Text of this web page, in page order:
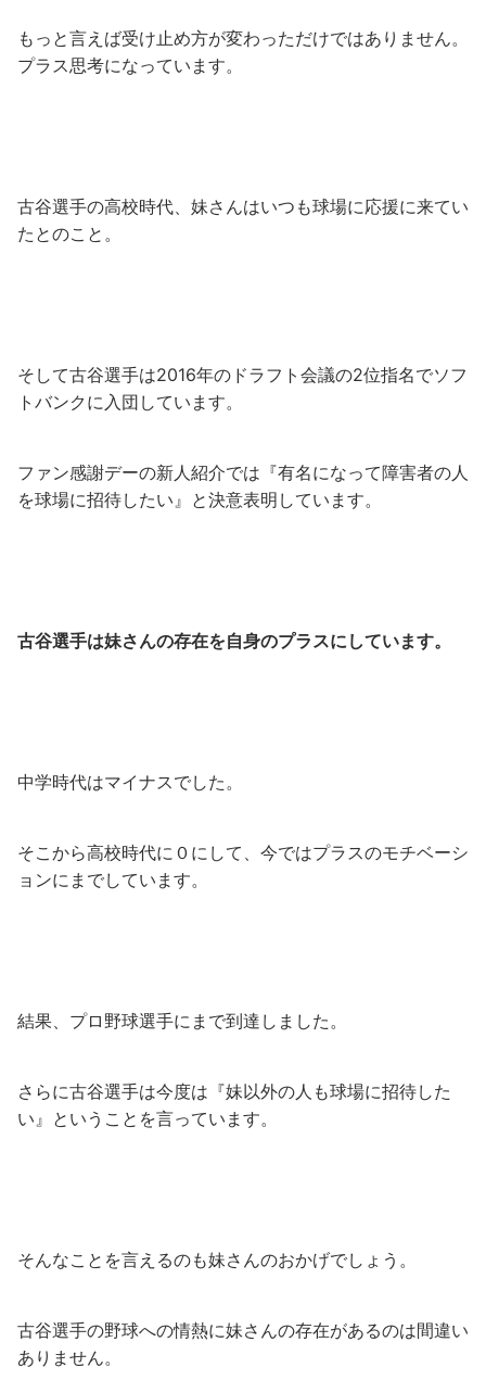
もっと言えば受け止め方が変わっただけではありません。
プラス思考になっています。
古谷選手の高校時代、妹さんはいつも球場に応援に来てい
たとのこと。
そして古谷選手は2016年のドラフト会議の2位指名でソフ
トバンクに入団しています。
ファン感謝デーの新人紹介では『有名になって障害者の人
を球場に招待したい』と決意表明しています。
古谷選手は妹さんの存在を自身のプラスにしています。
中学時代はマイナスでした。
そこから高校時代に０にして、今ではプラスのモチベーシ
ョンにまでしています。
結果、プロ野球選手にまで到達しました。
さらに古谷選手は今度は『妹以外の人も球場に招待した
い』ということを言っています。
そんなことを言えるのも妹さんのおかげでしょう。
古谷選手の野球への情熱に妹さんの存在があるのは間違い
ありません。